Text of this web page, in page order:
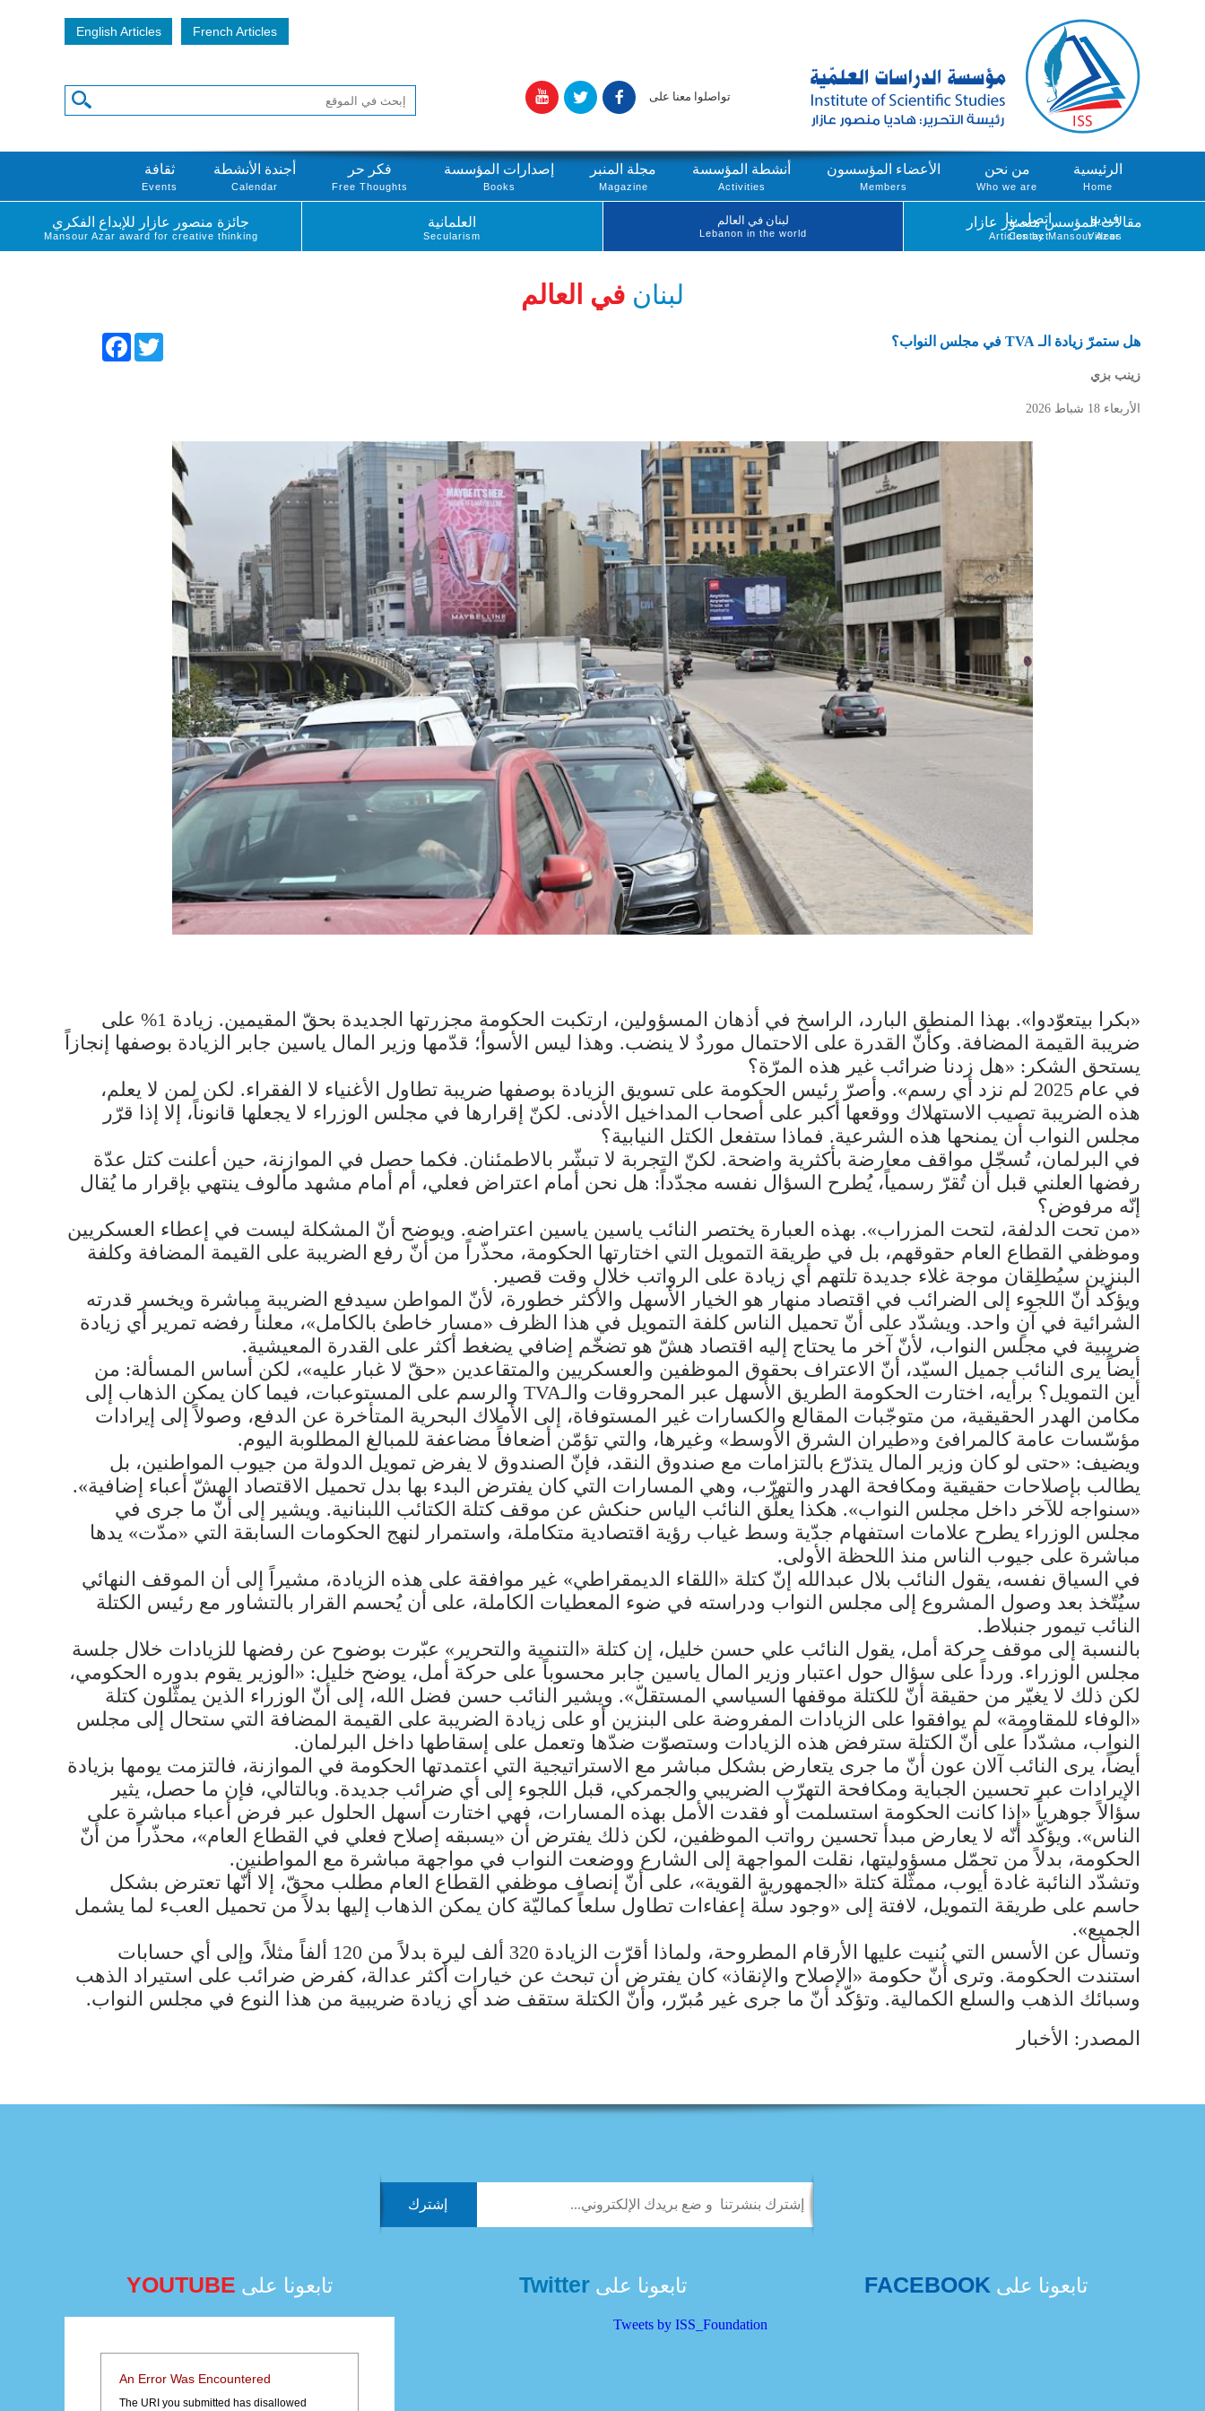
English Articles French Articles
تواصلوا معنا على
الرئيسية
Home
من نحن
Who we are
الأعضاء المؤسسون
Members
أنشطة المؤسسة
Activities
مجلة المنبر
Magazine
إصدارات المؤسسة
Books
فكر حر
Free Thoughts
أجندة الأنشطة
Calendar
ثقافة
Events
فيديو
Videos
اتصل بنا
Contact
مقالات المؤسس منصور عازار
Articles by Mansour Azar
لبنان في العالم
Lebanon in the world
العلمانية
Secularism
جائزة منصور عازار للإبداع الفكري
Mansour Azar award for creative thinking
لبنان في العالم
FacebookTwitter هل ستمرّ زيادة الـ TVA في مجلس النواب؟
زينب بزي
الأربعاء 18 شباط 2026
«بكرا بيتعوّدوا». بهذا المنطق البارد، الراسخ في أذهان المسؤولين، ارتكبت الحكومة مجزرتها الجديدة بحقّ المقيمين. زيادة 1% على
ضريبة القيمة المضافة. وكأنّ القدرة على الاحتمال موردٌ لا ينضب. وهذا ليس الأسوأ؛ قدّمها وزير المال ياسين جابر الزيادة بوصفها إنجازاً
يستحق الشكر: «هل زدنا ضرائب غير هذه المرّة؟
في عام 2025 لم نزد أي رسم». وأصرّ رئيس الحكومة على تسويق الزيادة بوصفها ضريبة تطاول الأغنياء لا الفقراء. لكن لمن لا يعلم،
هذه الضريبة تصيب الاستهلاك ووقعها أكبر على أصحاب المداخيل الأدنى. لكنّ إقرارها في مجلس الوزراء لا يجعلها قانوناً، إلا إذا قرّر
مجلس النواب أن يمنحها هذه الشرعية. فماذا ستفعل الكتل النيابية؟
في البرلمان، تُسجّل مواقف معارضة بأكثرية واضحة. لكنّ التجربة لا تبشّر بالاطمئنان. فكما حصل في الموازنة، حين أعلنت كتل عدّة
رفضها العلني قبل أن تُقرّ رسمياً، يُطرح السؤال نفسه مجدّداً: هل نحن أمام اعتراض فعلي، أم أمام مشهد مألوف ينتهي بإقرار ما يُقال
إنّه مرفوض؟
«من تحت الدلفة، لتحت المزراب». بهذه العبارة يختصر النائب ياسين ياسين اعتراضه. ويوضح أنّ المشكلة ليست في إعطاء العسكريين
وموظفي القطاع العام حقوقهم، بل في طريقة التمويل التي اختارتها الحكومة، محذّراً من أنّ رفع الضريبة على القيمة المضافة وكلفة
البنزين سيُطلِقان موجة غلاء جديدة تلتهم أي زيادة على الرواتب خلال وقت قصير.
ويؤكّد أنّ اللجوء إلى الضرائب في اقتصاد منهار هو الخيار الأسهل والأكثر خطورة، لأنّ المواطن سيدفع الضريبة مباشرة ويخسر قدرته
الشرائية في آنٍ واحد. ويشدّد على أنّ تحميل الناس كلفة التمويل في هذا الظرف «مسار خاطئ بالكامل»، معلناً رفضه تمرير أي زيادة
ضريبية في مجلس النواب، لأنّ آخر ما يحتاج إليه اقتصاد هشّ هو تضخّم إضافي يضغط أكثر على القدرة المعيشية.
أيضاً يرى النائب جميل السيّد، أنّ الاعتراف بحقوق الموظفين والعسكريين والمتقاعدين «حقّ لا غبار عليه»، لكن أساس المسألة: من
أين التمويل؟ برأيه، اختارت الحكومة الطريق الأسهل عبر المحروقات والـTVA والرسم على المستوعبات، فيما كان يمكن الذهاب إلى
مكامن الهدر الحقيقية، من متوجّبات المقالع والكسارات غير المستوفاة، إلى الأملاك البحرية المتأخرة عن الدفع، وصولاً إلى إيرادات
مؤسّسات عامة كالمرافئ و«طيران الشرق الأوسط» وغيرها، والتي تؤمّن أضعافاً مضاعفة للمبالغ المطلوبة اليوم.
ويضيف: «حتى لو كان وزير المال يتذرّع بالتزامات مع صندوق النقد، فإنّ الصندوق لا يفرض تمويل الدولة من جيوب المواطنين، بل
يطالب بإصلاحات حقيقية ومكافحة الهدر والتهرّب، وهي المسارات التي كان يفترض البدء بها بدل تحميل الاقتصاد الهشّ أعباء إضافية».
«سنواجه للآخر داخل مجلس النواب». هكذا يعلّق النائب الياس حنكش عن موقف كتلة الكتائب اللبنانية. ويشير إلى أنّ ما جرى في
مجلس الوزراء يطرح علامات استفهام جدّية وسط غياب رؤية اقتصادية متكاملة، واستمرار لنهج الحكومات السابقة التي «مدّت» يدها
مباشرة على جيوب الناس منذ اللحظة الأولى.
في السياق نفسه، يقول النائب بلال عبدالله إنّ كتلة «اللقاء الديمقراطي» غير موافقة على هذه الزيادة، مشيراً إلى أن الموقف النهائي
سيُتّخذ بعد وصول المشروع إلى مجلس النواب ودراسته في ضوء المعطيات الكاملة، على أن يُحسم القرار بالتشاور مع رئيس الكتلة
النائب تيمور جنبلاط.
بالنسبة إلى موقف حركة أمل، يقول النائب علي حسن خليل، إن كتلة «التنمية والتحرير» عبّرت بوضوح عن رفضها للزيادات خلال جلسة
مجلس الوزراء. ورداً على سؤال حول اعتبار وزير المال ياسين جابر محسوباً على حركة أمل، يوضح خليل: «الوزير يقوم بدوره الحكومي،
لكن ذلك لا يغيّر من حقيقة أنّ للكتلة موقفها السياسي المستقلّ». ويشير النائب حسن فضل الله، إلى أنّ الوزراء الذين يمثّلون كتلة
«الوفاء للمقاومة» لم يوافقوا على الزيادات المفروضة على البنزين أو على زيادة الضريبة على القيمة المضافة التي ستحال إلى مجلس
النواب، مشدّداً على أنّ الكتلة سترفض هذه الزيادات وستصوّت ضدّها وتعمل على إسقاطها داخل البرلمان.
أيضاً، يرى النائب آلان عون أنّ ما جرى يتعارض بشكل مباشر مع الاستراتيجية التي اعتمدتها الحكومة في الموازنة، فالتزمت يومها بزيادة
الإيرادات عبر تحسين الجباية ومكافحة التهرّب الضريبي والجمركي، قبل اللجوء إلى أي ضرائب جديدة. وبالتالي، فإن ما حصل، يثير
سؤالاً جوهرياً «إذا كانت الحكومة استسلمت أو فقدت الأمل بهذه المسارات، فهي اختارت أسهل الحلول عبر فرض أعباء مباشرة على
الناس». ويؤكّد أنّه لا يعارض مبدأ تحسين رواتب الموظفين، لكن ذلك يفترض أن «يسبقه إصلاح فعلي في القطاع العام»، محذّراً من أنّ
الحكومة، بدلاً من تحمّل مسؤوليتها، نقلت المواجهة إلى الشارع ووضعت النواب في مواجهة مباشرة مع المواطنين.
وتشدّد النائبة غادة أيوب، ممثّلة كتلة «الجمهورية القوية»، على أنّ إنصاف موظفي القطاع العام مطلب محقّ، إلا أنّها تعترض بشكل
حاسم على طريقة التمويل، لافتة إلى «وجود سلّة إعفاءات تطاول سلعاً كماليّة كان يمكن الذهاب إليها بدلاً من تحميل العبء لما يشمل
الجميع».
وتسأل عن الأسس التي بُنيت عليها الأرقام المطروحة، ولماذا أقرّت الزيادة 320 ألف ليرة بدلاً من 120 ألفاً مثلاً، وإلى أي حسابات
استندت الحكومة. وترى أنّ حكومة «الإصلاح والإنقاذ» كان يفترض أن تبحث عن خيارات أكثر عدالة، كفرض ضرائب على استيراد الذهب
وسبائك الذهب والسلع الكمالية. وتؤكّد أنّ ما جرى غير مُبرّر، وأنّ الكتلة ستقف ضد أي زيادة ضريبية من هذا النوع في مجلس النواب.
المصدر: الأخبار
تابعونا على FACEBOOK تابعونا علىTwitter
Tweets by ISS_Foundation
تابعونا على YOUTUBE